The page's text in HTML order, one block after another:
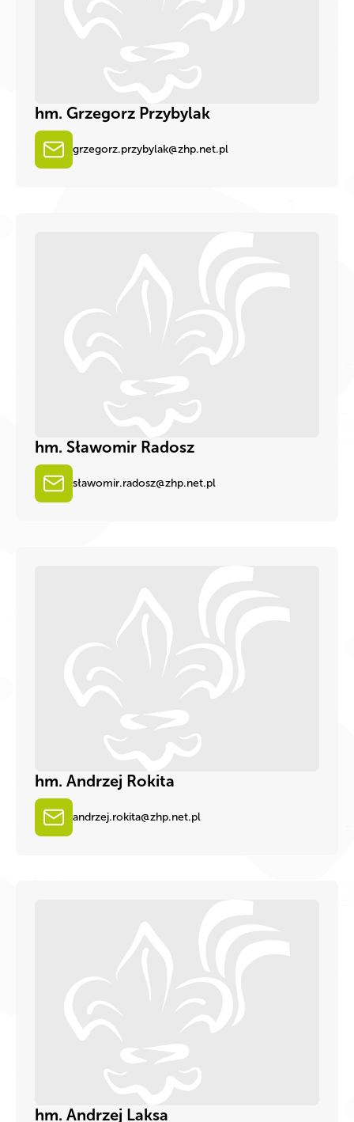
hm. Grzegorz Przybylak
grzegorz.przybylak@zhp.net.pl
hm. Sławomir Radosz
sławomir.radosz@zhp.net.pl
hm. Andrzej Rokita
andrzej.rokita@zhp.net.pl
hm. Andrzej Laksa